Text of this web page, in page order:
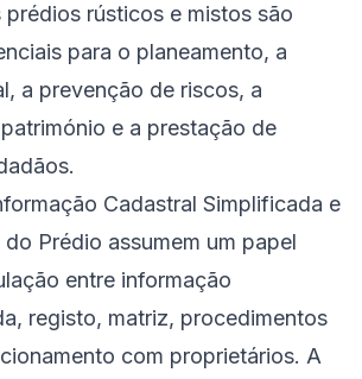
rústicos e mistos são
para o planeamento, a
a prevenção de riscos, a
e a prestação de
Cadastral Simplificada e
Prédio assumem um papel
entre informação
registo, matriz, procedimentos
com proprietários. A